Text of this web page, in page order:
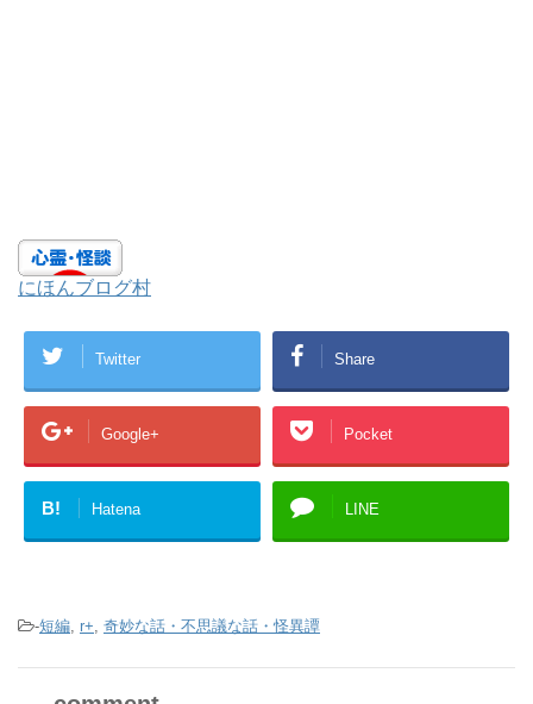
にほんブログ村
Twitter Share
Google+ Pocket
B! Hatena LINE
-短編 r+ 奇妙な話・不思議な話・怪異譚